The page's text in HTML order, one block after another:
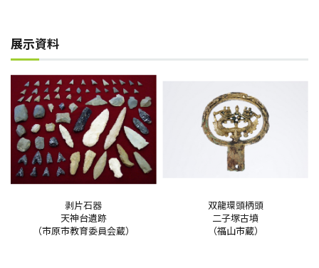
展示資料
剥片石器
天神台遺跡
（市原市教育委員会蔵）
双龍環頭柄頭
二子塚古墳
（福山市蔵）